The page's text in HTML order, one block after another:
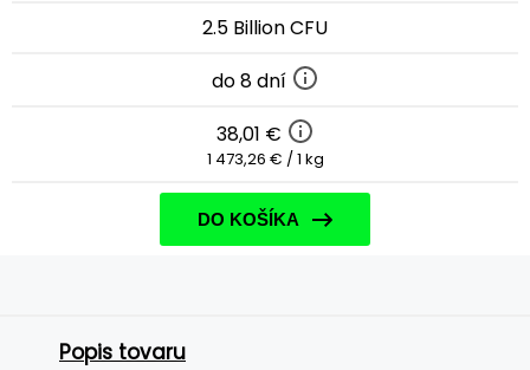
2.5 Billion CFU
do 8 dní
38,01 €
1 473,26 € / 1 kg
DO KOŠÍKA
Popis tovaru